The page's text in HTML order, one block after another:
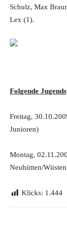
Schulz, Max
Lex (1).
Folgende
Freitag,
Junioren)
Montag,
Neuhütten/
Klicks: 1.444